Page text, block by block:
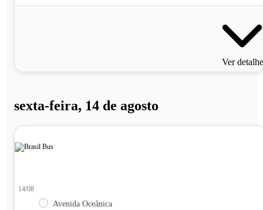
Ver
sexta-feira, 14 de agosto
14/08
Avenida Oceânica